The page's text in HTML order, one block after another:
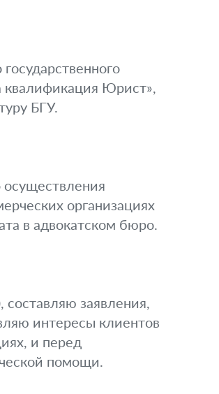
квалификация Юрист»,
БГУ.
организациях
в адвокатском бюро.
составляю заявления,
интересы клиентов
и перед
помощи.